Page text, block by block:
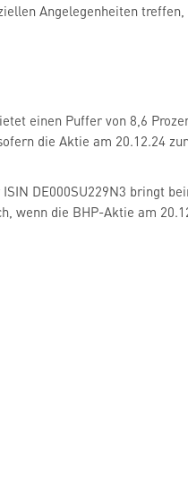
Angelegenheiten
einen Puffer von 8,6
die Aktie am 20.12.24
DE000SU229N3 bringt
wenn die BHP-Aktie am